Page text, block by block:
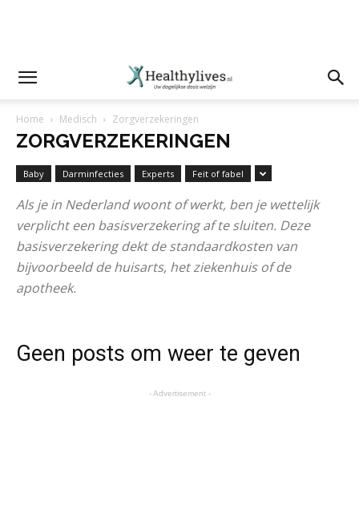
Home Medisch Zorgverzekeringen
ZORGVERZEKERINGEN
Baby Darminfecties Experts Feit of fabel
Als je in Nederland woont of werkt, ben je wettelijk
verplicht een basisverzekering af te sluiten. Deze
basisverzekering dekt de standaardkosten van
bijvoorbeeld de huisarts, het ziekenhuis of de
apotheek.
Geen posts om weer te geven
- Advertisement -